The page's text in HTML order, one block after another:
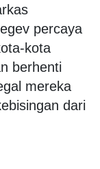
percaya
kota
berhenti
mereka
dari